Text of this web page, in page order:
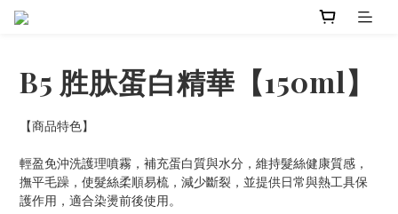
B5 胜肽蛋白精華【150ml】
【商品特色】
輕盈免沖洗護理噴霧，補充蛋白質與水分，維持髮絲健康質感，
撫平毛躁，使髮絲柔順易梳，減少斷裂，並提供日常與熱工具保
護作用，適合染燙前後使用。